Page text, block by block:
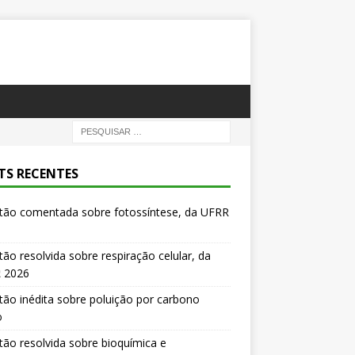
RECENTES
comentada sobre fotossíntese, da UFRR
resolvida sobre respiração celular, da
2026
inédita sobre poluição por carbono
resolvida sobre bioquímica e